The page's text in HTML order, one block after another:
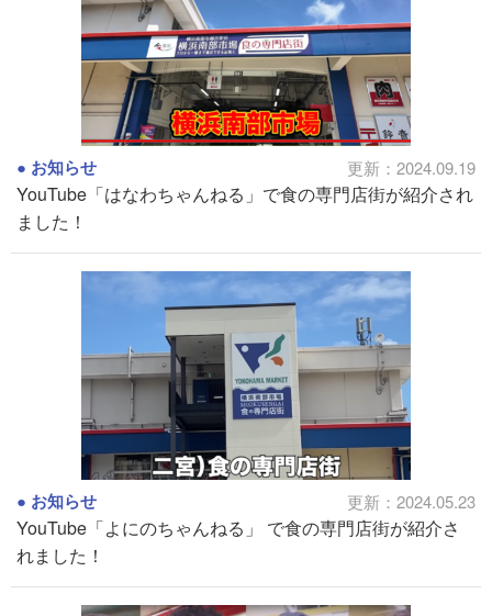
お知らせ 更新：2024.09.19
YouTube「はなわちゃんねる」で食の専門店街が紹介され
ました！
お知らせ 更新：2024.05.23
YouTube「よにのちゃんねる」 で食の専門店街が紹介さ
れました！